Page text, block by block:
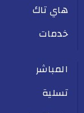
هاي تاك
خدمات
المباشر
تسلية